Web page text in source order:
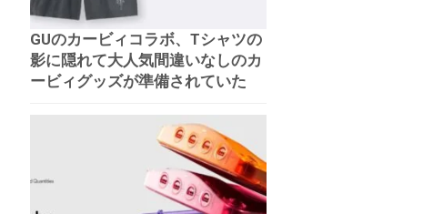
GUのカービィコラボ、Tシャツの
影に隠れて大人気間違いなしのカ
ービィグッズが準備されていた